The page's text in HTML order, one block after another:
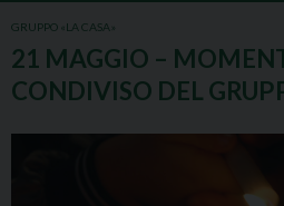
GRUPPO «LA CASA»
21 MAGGIO –
CONDIVISO DEL